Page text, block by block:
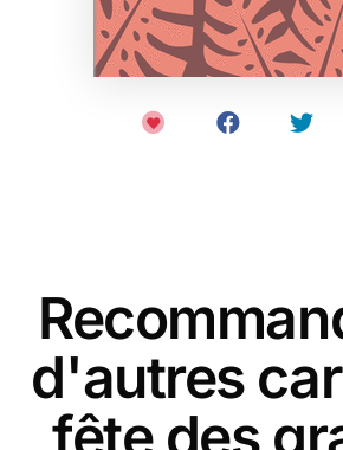
d'autres